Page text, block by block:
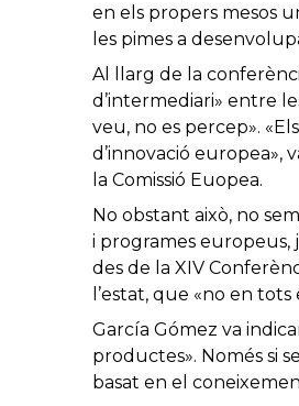
en els propers mesos
les pimes a
Al llarg de la
d’intermediari» entre
veu, no es percep».
d’innovació europea»,
la Comissió Euopea.
No obstant això, no
i programes europeus,
des de la XIV
l’estat, que «no en
García Gómez va
productes». Només si
basat en el